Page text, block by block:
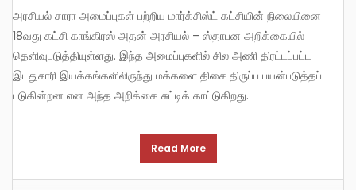
அரசியல் சாரா அமைப்புகள் பற்றிய மார்க்சிஸ்ட் கட்சியின் நிலையினை
18வது கட்சி காங்கிரஸ் அதன் அரசியல் – ஸ்தாபன அறிக்கையில்
தெளிவுபடுத்தியுள்ளது. இந்த அமைப்புகளில் சில அணி திரட்டப்பட்ட
இடதுசாரி இயக்கங்களிலிருந்து மக்களை திசை திருப்ப பயன்படுத்தப்
படுகின்றன என அந்த அறிக்கை சுட்டிக் காட்டுகிறது.
Read More